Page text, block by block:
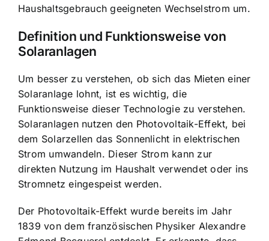
Haushaltsgebrauch geeigneten Wechselstrom um.
Definition und Funktionsweise von
Solaranlagen
Um besser zu verstehen, ob sich das Mieten einer
Solaranlage lohnt, ist es wichtig, die
Funktionsweise dieser Technologie zu verstehen.
Solaranlagen nutzen den Photovoltaik-Effekt, bei
dem Solarzellen das Sonnenlicht in elektrischen
Strom umwandeln. Dieser Strom kann zur
direkten Nutzung im Haushalt verwendet oder ins
Stromnetz eingespeist werden.
Der Photovoltaik-Effekt wurde bereits im Jahr
1839 von dem französischen Physiker Alexandre